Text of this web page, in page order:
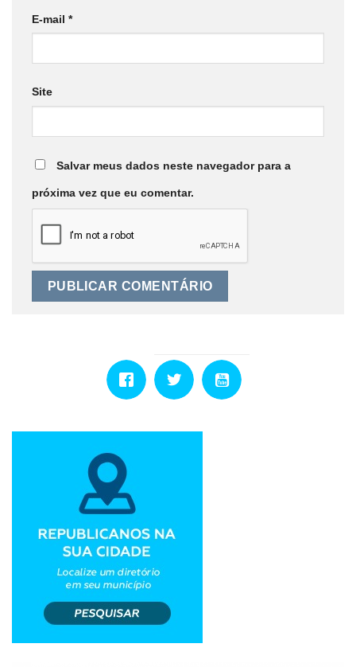
E-mail *
Site
Salvar meus dados neste navegador para a
próxima vez que eu comentar.